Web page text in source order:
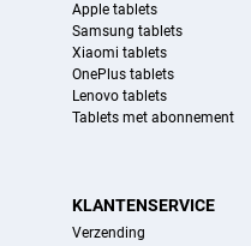
Apple tablets
Samsung tablets
Xiaomi tablets
OnePlus tablets
Lenovo tablets
Tablets met abonnement
KLANTENSERVICE
Verzending